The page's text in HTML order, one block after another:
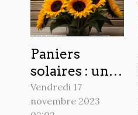
Paniers
solaires : une
alternative
écologique
Vendredi 17
novembre 2023